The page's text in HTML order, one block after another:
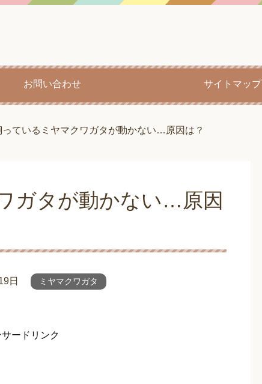
お問い合わせ サイトマップ
っているミヤマクワガタが動かない…原因は？
ガタが動かない…原因
日 ミヤマクワガタ
サードリンク